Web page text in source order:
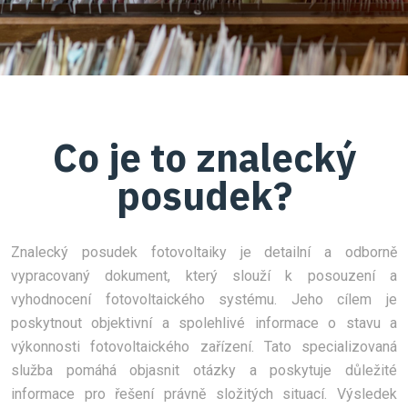
Co je to znalecký
posudek?
Znalecký posudek fotovoltaiky je detailní a odborně
vypracovaný dokument, který slouží k posouzení a
vyhodnocení fotovoltaického systému. Jeho cílem je
poskytnout objektivní a spolehlivé informace o stavu a
výkonnosti fotovoltaického zařízení. Tato specializovaná
služba pomáhá objasnit otázky a poskytuje důležité
informace pro řešení právně složitých situací. Výsledek